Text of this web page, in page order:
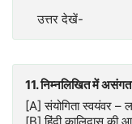
उत्तर देखें-
11. निम्नलिखित में
[A] संयोगिता स्वयंवर –